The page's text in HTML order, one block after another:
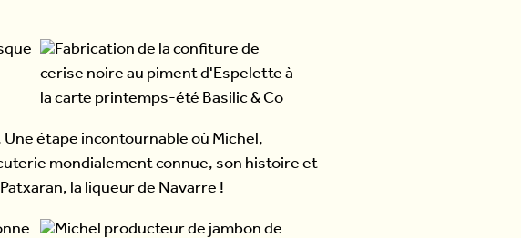
étape incontournable où Michel,
mondialement connue, son histoire et
la liqueur de Navarre !